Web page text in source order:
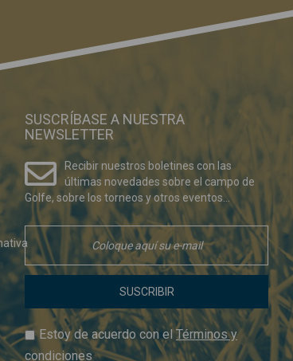
SUSCRÍBASE A NUESTRA
NEWSLETTER
Recibir nuestros boletines con las
últimas novedades sobre el campo de
Golfe, sobre los torneos y otros eventos...
SUSCRIBIR
Estoy de acuerdo con el Términos y
condiciones